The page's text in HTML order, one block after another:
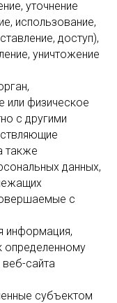
уточнение
использование,
доступ),
уничтожение
или физическое
с другими
также
данных,
с
информация,
определенному
сайта
субъектом